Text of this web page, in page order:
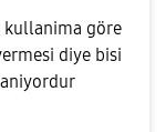
kullanima göre
diye bisi